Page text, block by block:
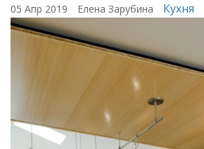
05 Апр 2019 Елена Зарубина Кухня